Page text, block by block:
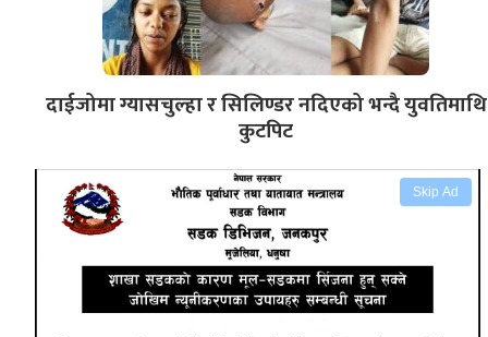
Skip Ad
दाईजोमा ग्यासचुल्हा र सिलिण्डर नदिएको भन्दै युवतिमाथि
कुटपिट